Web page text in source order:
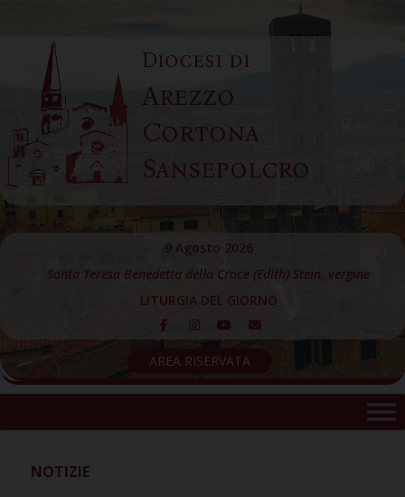
content
Diocesi di
Arezzo
Cortona
Sansepolcro
9 Agosto 2026
Santa Teresa Benedetta della Croce (Edith) Stein, vergine
LITURGIA DEL GIORNO
AREA RISERVATA
NOTIZIE